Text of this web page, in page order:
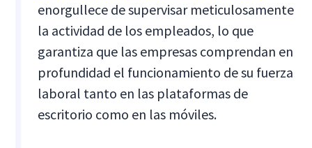
enorgullece de supervisar meticulosamente
la actividad de los empleados, lo que
garantiza que las empresas comprendan en
profundidad el funcionamiento de su fuerza
laboral tanto en las plataformas de
escritorio como en las móviles.